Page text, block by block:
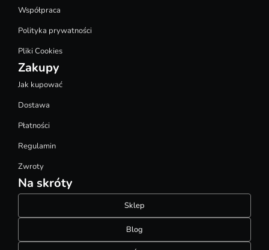
Współpraca
Polityka prywatności
Pliki Cookies
Zakupy
Jak kupować
Dostawa
Płatności
Regulamin
Zwroty
Na skróty
Sklep
Blog